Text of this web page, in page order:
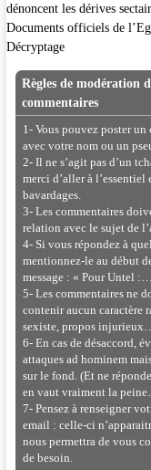
dénoncent les dérives
Documents officiels de
Décryptage
Règles de modération
commentaires
1- Vous pouvez poster un
avec votre nom ou un
2- Il ne s’agit pas d’un
merci d’aller à l’essentiel
bavardages.
3- Les commentaires
relation avec le sujet de
4- Si vous répondez à
mentionnez-le au début
message : « Pour Untel
5- Les commentaires ne
contenir aucun caractère
sexiste, propos
6- En cas de désaccord,
attaques ad hominem
sur le fond. (Et ne
en vaut vraiment la
7- Pensez à renseigner
email : celle-ci
nous permettra de vous
de besoin.